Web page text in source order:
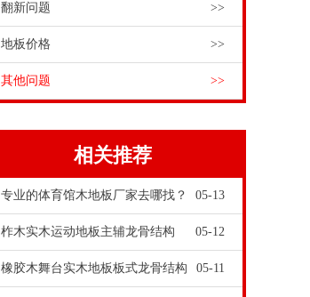
翻新问题 >>
地板价格 >>
其他问题 >>
相关推荐
专业的体育馆木地板厂家去哪找？ 05-13
柞木实木运动地板主辅龙骨结构 05-12
橡胶木舞台实木地板板式龙骨结构 05-11